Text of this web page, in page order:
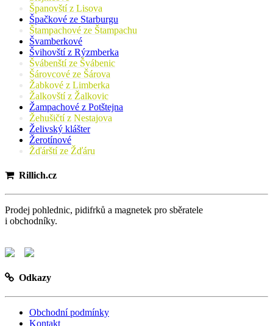
Španovští z Lisova
Špačkové ze Starburgu
Štampachové ze Štampachu
Švamberkové
Švihovští z Rýzmberka
Švábenští ze Švábenic
Šárovcové ze Šárova
Žabkové z Limberka
Žalkovští z Žalkovic
Žampachové z Potštejna
Žehušičtí z Nestajova
Želivský klášter
Žerotínové
Žďárští ze Žďáru
Rillich.cz
Prodej pohlednic, pidifrků a magnetek pro sběratele
i obchodníky.
Odkazy
Obchodní podmínky
Kontakt